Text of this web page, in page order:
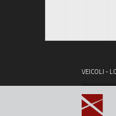
VEICOLI -